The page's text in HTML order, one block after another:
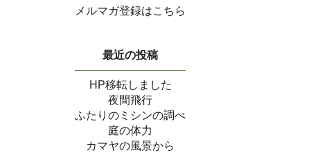
メルマガ登録はこちら
最近の投稿
HP移転しました
夜間飛行
ふたりのミシンの調べ
庭の体力
カマヤの風景から